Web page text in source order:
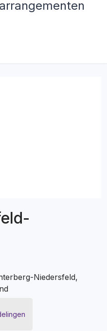
Niedersfeld,